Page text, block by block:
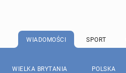
WIADOMOŚCI SPORT
WIELKA BRYTANIA POLSKA